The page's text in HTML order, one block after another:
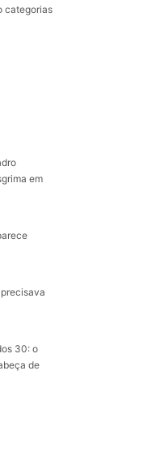
categorias
em
30: o
de